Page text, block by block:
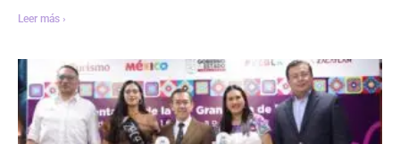
Leer más ›